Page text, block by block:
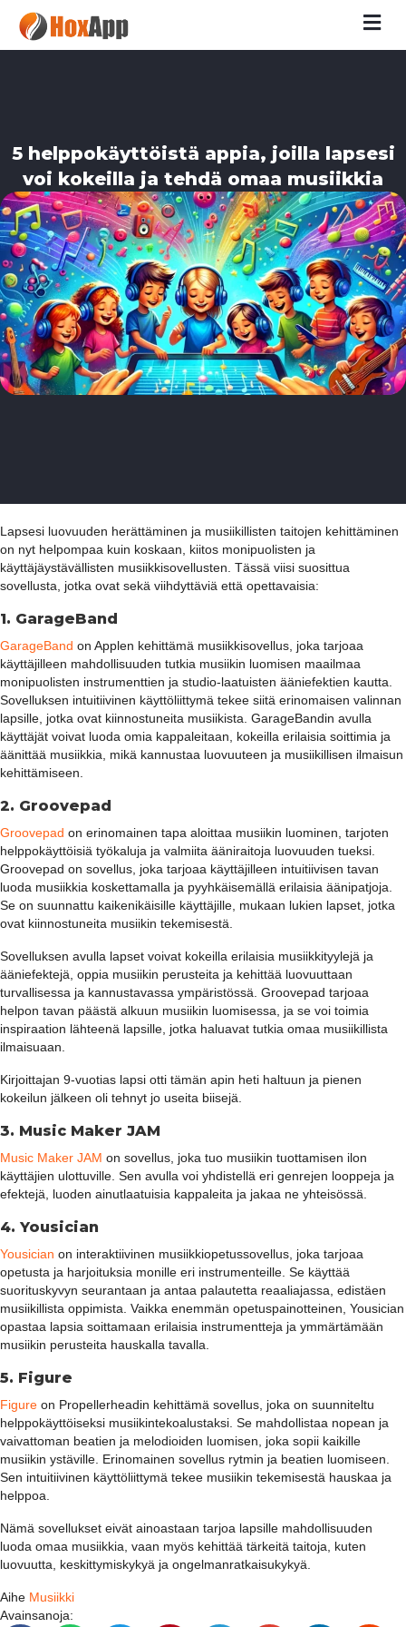
5 helppokäyttöistä appia, joilla lapsesi
voi kokeilla ja tehdä omaa musiikkia
Lapsesi luovuuden herättäminen ja musiikillisten taitojen kehittäminen
on nyt helpompaa kuin koskaan, kiitos monipuolisten ja
käyttäjäystävällisten musiikkisovellusten. Tässä viisi suosittua
sovellusta, jotka ovat sekä viihdyttäviä että opettavaisia:
1. GarageBand
GarageBand on Applen kehittämä musiikkisovellus, joka tarjoaa
käyttäjilleen mahdollisuuden tutkia musiikin luomisen maailmaa
monipuolisten instrumenttien ja studio-laatuisten ääniefektien kautta.
Sovelluksen intuitiivinen käyttöliittymä tekee siitä erinomaisen valinnan
lapsille, jotka ovat kiinnostuneita musiikista. GarageBandin avulla
käyttäjät voivat luoda omia kappaleitaan, kokeilla erilaisia soittimia ja
äänittää musiikkia, mikä kannustaa luovuuteen ja musiikillisen ilmaisun
kehittämiseen.
2. Groovepad
Groovepad on erinomainen tapa aloittaa musiikin luominen, tarjoten
helppokäyttöisiä työkaluja ja valmiita ääniraitoja luovuuden tueksi.
Groovepad on sovellus, joka tarjoaa käyttäjilleen intuitiivisen tavan
luoda musiikkia koskettamalla ja pyyhkäisemällä erilaisia äänipatjoja.
Se on suunnattu kaikenikäisille käyttäjille, mukaan lukien lapset, jotka
ovat kiinnostuneita musiikin tekemisestä.
Sovelluksen avulla lapset voivat kokeilla erilaisia musiikkityylejä ja
ääniefektejä, oppia musiikin perusteita ja kehittää luovuuttaan
turvallisessa ja kannustavassa ympäristössä. Groovepad tarjoaa
helpon tavan päästä alkuun musiikin luomisessa, ja se voi toimia
inspiraation lähteenä lapsille, jotka haluavat tutkia omaa musiikillista
ilmaisuaan.
Kirjoittajan 9-vuotias lapsi otti tämän apin heti haltuun ja pienen
kokeilun jälkeen oli tehnyt jo useita biisejä.
3. Music Maker JAM
Music Maker JAM on sovellus, joka tuo musiikin tuottamisen ilon
käyttäjien ulottuville. Sen avulla voi yhdistellä eri genrejen looppeja ja
efektejä, luoden ainutlaatuisia kappaleita ja jakaa ne yhteisössä.
4. Yousician
Yousician on interaktiivinen musiikkiopetussovellus, joka tarjoaa
opetusta ja harjoituksia monille eri instrumenteille. Se käyttää
suorituskyvyn seurantaan ja antaa palautetta reaaliajassa, edistäen
musiikillista oppimista. Vaikka enemmän opetuspainotteinen, Yousician
opastaa lapsia soittamaan erilaisia instrumentteja ja ymmärtämään
musiikin perusteita hauskalla tavalla.
5. Figure
Figure on Propellerheadin kehittämä sovellus, joka on suunniteltu
helppokäyttöiseksi musiikintekoalustaksi. Se mahdollistaa nopean ja
vaivattoman beatien ja melodioiden luomisen, joka sopii kaikille
musiikin ystäville. Erinomainen sovellus rytmin ja beatien luomiseen.
Sen intuitiivinen käyttöliittymä tekee musiikin tekemisestä hauskaa ja
helppoa.
Nämä sovellukset eivät ainoastaan tarjoa lapsille mahdollisuuden
luoda omaa musiikkia, vaan myös kehittää tärkeitä taitoja, kuten
luovuutta, keskittymiskykyä ja ongelmanratkaisukykyä.
Aihe Musiikki
Avainsanoja: